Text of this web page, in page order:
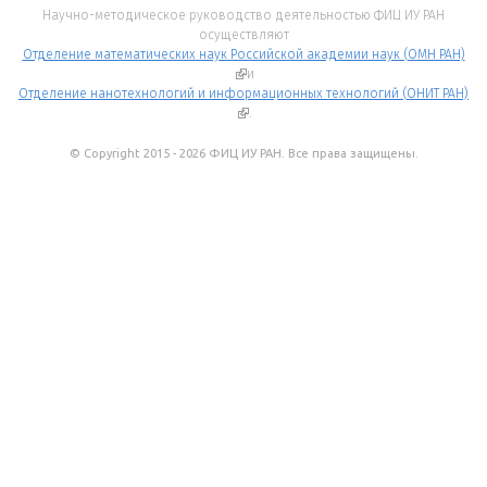
Научно-методическое руководство деятельностью ФИЦ ИУ РАН
осуществляют
Отделение математических наук Российской академии наук (ОМН РАН)
(внешняя ссылка)
и
Отделение нанотехнологий и информационных технологий (ОНИТ РАН)
(внешняя ссылка)
.
© Copyright 2015 - 2026 ФИЦ ИУ РАН. Все права защищены.